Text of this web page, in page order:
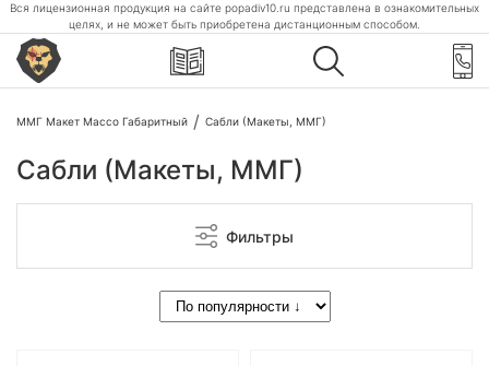
Вся лицензионная продукция на сайте popadiv10.ru представлена в ознакомительных
целях, и не может быть приобретена дистанционным способом.
ММГ Макет Массо Габаритный Сабли (Макеты, ММГ)
Сабли (Макеты, ММГ)
Фильтры